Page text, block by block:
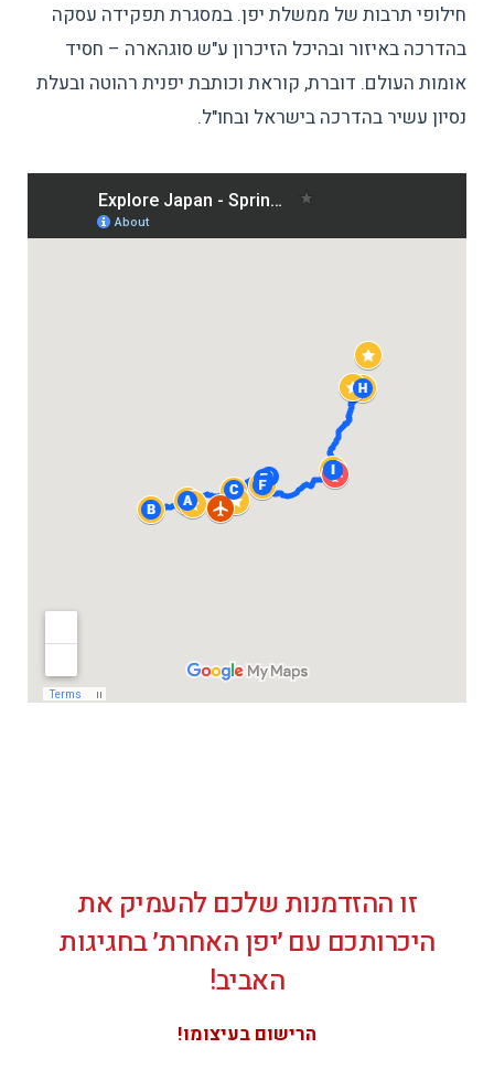
חילופי תרבות של ממשלת יפן. במסגרת תפקידה עסקה
בהדרכה באיזור ובהיכל הזיכרון ע"ש סוגהארה – חסיד
אומות העולם. דוברת, קוראת וכותבת יפנית רהוטה ובעלת
נסיון עשיר בהדרכה בישראל ובחו"ל.
זו ההזדמנות שלכם להעמיק את
היכרותכם עם ׳יפן האחרת׳ בחגיגות
האביב!
הרישום בעיצומו!